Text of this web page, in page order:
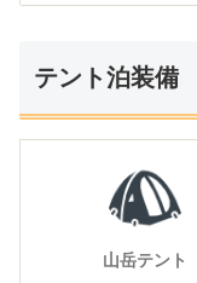
テント泊装備
山岳テント